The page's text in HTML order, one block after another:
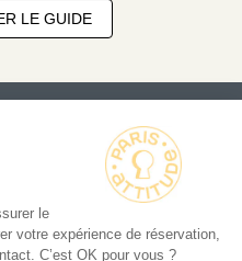
le
votre expérience de réservation,
C’est OK pour vous ?
LE GUIDE